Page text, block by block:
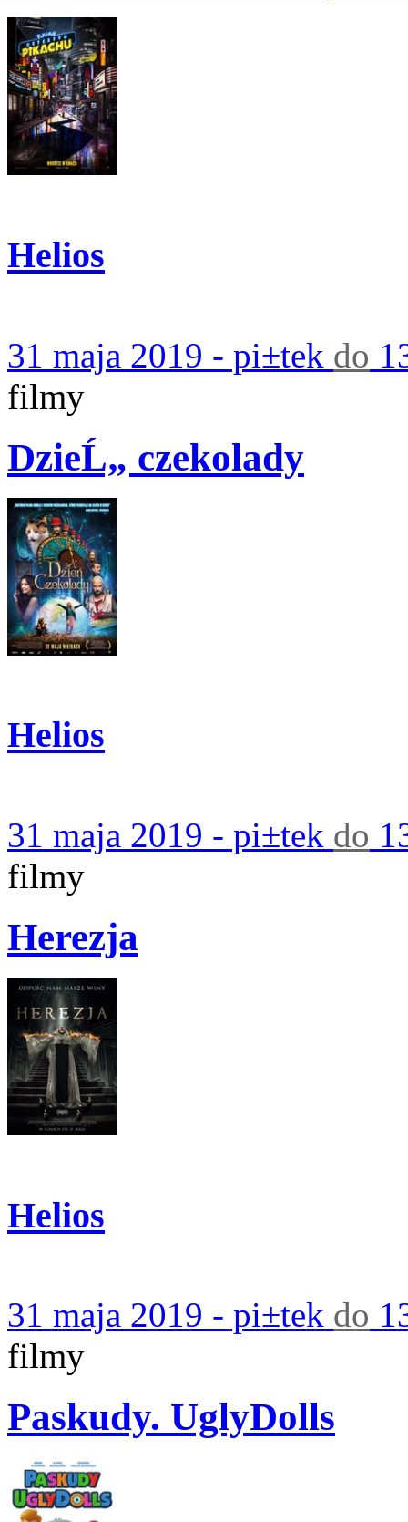
Helios
31 maja 2019 - pi±tek do
filmy
DzieĹ„ czekolady
Helios
31 maja 2019 - pi±tek do
filmy
Herezja
Helios
31 maja 2019 - pi±tek do
filmy
Paskudy. UglyDolls